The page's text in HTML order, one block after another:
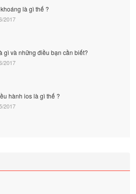
là gì thế ?
2017
gì và những điều bạn cần biết?
2017
hành ios là gì thế ?
2017